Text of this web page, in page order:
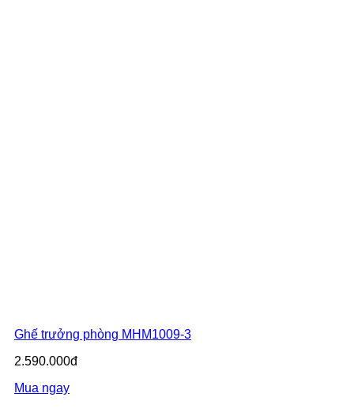
Ghế trưởng phòng MHM1009-3
2.590.000đ
Mua ngay